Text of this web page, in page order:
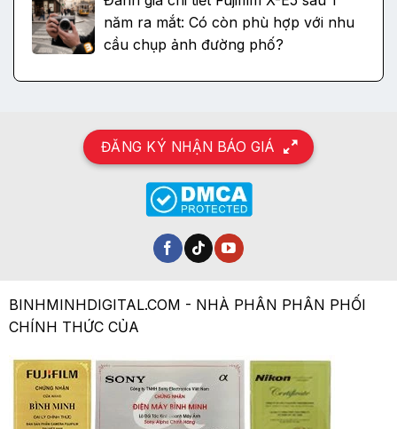
năm ra mắt: Có còn phù hợp với nhu
cầu chụp ảnh đường phố?
ĐĂNG KÝ NHẬN BÁO GIÁ
BINHMINHDIGITAL.COM - NHÀ PHÂN PHÂN PHỐI
CHÍNH THỨC CỦA